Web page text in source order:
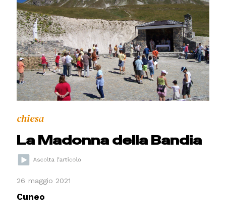
chiesa
La Madonna della Bandia
26 maggio 2021
Cuneo